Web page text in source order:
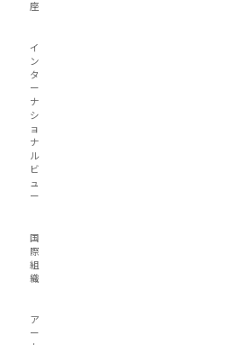
座
イ
ン
タ
ー
ナ
シ
ョ
ナ
ル
ビ
ュ
ー
国
際
組
織
ア
ー